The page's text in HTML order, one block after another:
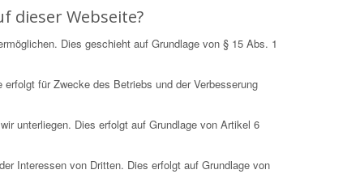
dieser Webseite?
Dies geschieht auf Grundlage von § 15 Abs. 1
für Zwecke des Betriebs und der Verbesserung
unterliegen. Dies erfolgt auf Grundlage von Artikel 6
Interessen von Dritten. Dies erfolgt auf Grundlage von